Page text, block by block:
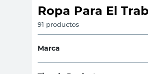
Ropa Para El
91 productos
Marca
espejo